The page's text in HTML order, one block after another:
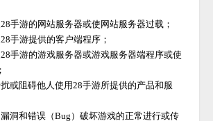
28手游的网站服务器或使网站服务器过载；
28手游提供的客户端程序；
28手游的游戏服务器或游戏服务器端程序或使
或阻碍他人使用28手游所提供的产品和服
洞和错误（Bug）破坏游戏的正常进行或传